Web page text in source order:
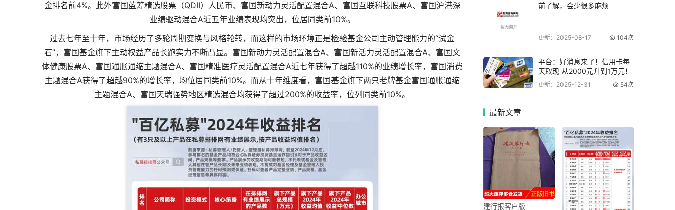
金排名前4%。此外富国蓝筹精选股票（QDII）人民币、富国新动力灵活配置混合A、富国互联科技股票A、富国沪港深
业绩驱动混合A近五年业绩表现均突出，位居同类前10%。
过去七年至十年，市场经历了多轮周期变换与风格轮转，而这样的市场环境正是检验基金公司主动管理能力的“试金
石”，富国基金旗下主动权益产品长跑实力不断凸显。富国新动力灵活配置混合A、富国新活力灵活配置混合A、富国文
体健康股票A、富国通胀通缩主题混合A、富国精准医疗灵活配置混合A近七年获得了超越110%的业绩增长率，富国消费
主题混合A获得了超越90%的增长率，均位居同类前10%。而从十年维度看，富国基金旗下两只老牌基金富国通胀通缩
主题混合A、富国天瑞强势地区精选混合均获得了超过200%的收益率，位列同类前10%。
前了解，会少很多麻烦
更新：2025-08-17 104次
平台：好消息来了！信用卡每
天取现 从2000元升到1万元！
更新：2025-12-31 54次
最新文章
建行报客户版